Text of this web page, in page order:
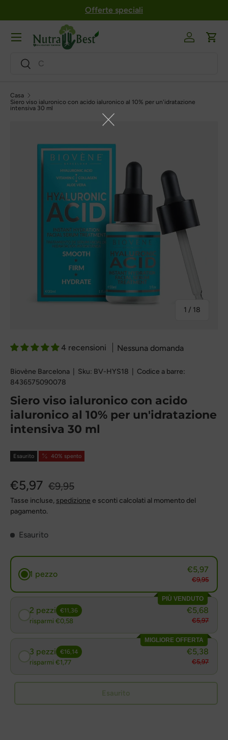
Salta al contenuto
Offerte speciali
Ricerca
Ricerca
Login
Menu
Casa
Siero viso ialuronico con acido ialuronico al 10% per un'idratazione
intensiva 30 ml
1 / Di
18
4 recensioni Nessuna domanda
Biovène Barcelona Sku: BV-HYS18
Codice a barre:
8436575090078
Siero viso ialuronico con acido
ialuronico al 10% per un'idratazione
intensiva 30 ml
Esaurito 40% spento
€5,97 €9,95
Tasse incluse, spedizione e sconti calcolati al momento del
pagamento.
Esaurito
1 pezzo €5,97
€9,95
PIÙ VENDUTO
2 pezzi €11,36
risparmi €0,58
€5,68
€5,97
MIGLIORE OFFERTA
3 pezzi €16,14
risparmi €1,77
€5,38
€5,97
Esaurito